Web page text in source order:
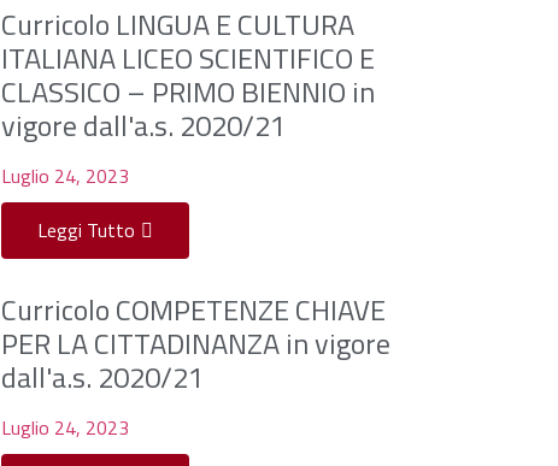
Curricolo LINGUA E CULTURA
ITALIANA LICEO SCIENTIFICO E
CLASSICO – PRIMO BIENNIO in
vigore dall'a.s. 2020/21
Luglio 24, 2023
Leggi Tutto
Curricolo COMPETENZE CHIAVE
PER LA CITTADINANZA in vigore
dall'a.s. 2020/21
Luglio 24, 2023